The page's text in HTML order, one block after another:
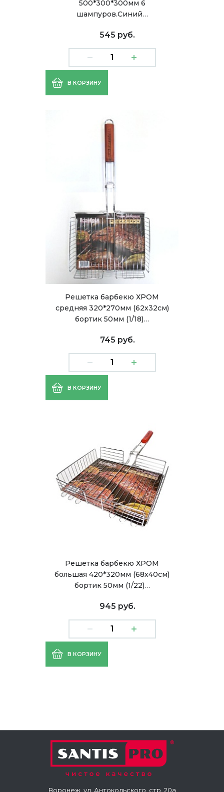
500*300*300мм 6
шампуров.Синий…
545 руб.
В КОРЗИНУ
Решетка барбекю ХРОМ
средняя 320*270мм (62х32см)
бортик 50мм (1/18)…
745 руб.
В КОРЗИНУ
Решетка барбекю ХРОМ
большая 420*320мм (68х40см)
бортик 50мм (1/22)…
945 руб.
В КОРЗИНУ
Воронеж, ул. Антокольского, стр. 20а